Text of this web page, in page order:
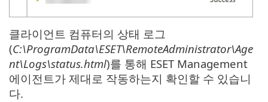
클라이언트 컴퓨터의 상태 로그
(C:\ProgramData\ESET\RemoteAdministrator\Age
nt\Logs\status.html)를 통해 ESET Management
에이전트가 제대로 작동하는지 확인할 수 있습니
다.